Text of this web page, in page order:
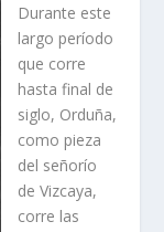
Durante este
largo perí­odo
que corre
hasta final de
siglo, Orduña,
como pieza
del señorí­o
de Vizcaya,
corre las